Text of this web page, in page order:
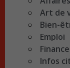
Art de
Bien-
Emploi
Infos